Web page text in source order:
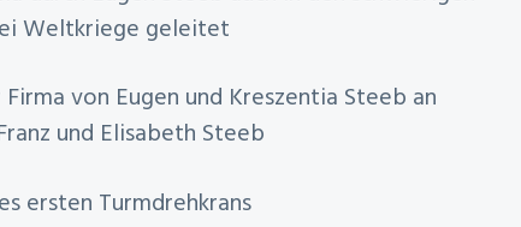
Weltkriege geleitet
von Eugen und Kreszentia Steeb an
und Elisabeth Steeb
ersten Turmdrehkrans